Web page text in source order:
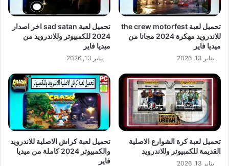
تحميل لعبة the crew motorfest
للاندرويد مهكرة 2024 مجانا من
ميديا فاير
يناير 13, 2026
تحميل لعبة sad satan اخر اصدار
2024 للكمبيوتر وللاندرويد من
ميديا فاير
يناير 13, 2026
تحميل لعبة كرة الشوارع الاصلية
القديمة للكمبيوتر وللاندرويد
يناير 13, 2026
تحميل لعبة كراش الاصلية للاندرويد
والكمبيوتر 2024 كاملة من ميديا
فاير